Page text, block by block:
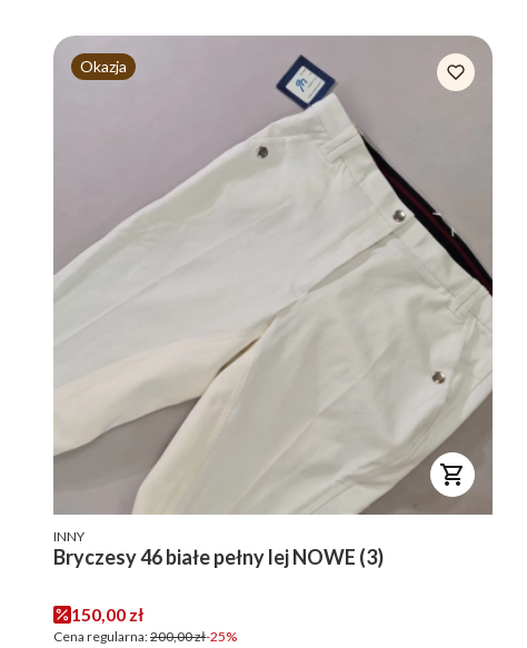
Okazja
PRODUCENT
INNY
Bryczesy 46 białe pełny lej NOWE (3)
Cena promocyjna
150,00 zł
Cena regularna:200,00 zł-25%